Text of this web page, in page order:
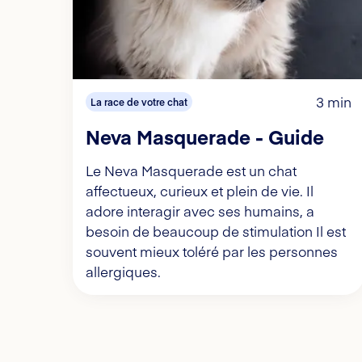
La race de votre chat 3 min
Neva Masquerade - Guide
Le Neva Masquerade est un chat
affectueux, curieux et plein de vie. Il
adore interagir avec ses humains, a
besoin de beaucoup de stimulation Il est
souvent mieux toléré par les personnes
allergiques.